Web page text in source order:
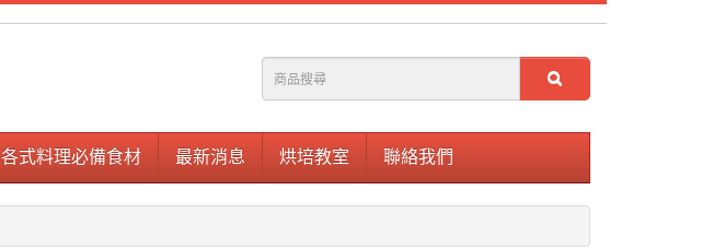
各式料理必備食材 最新消息 烘培教室 聯絡我們